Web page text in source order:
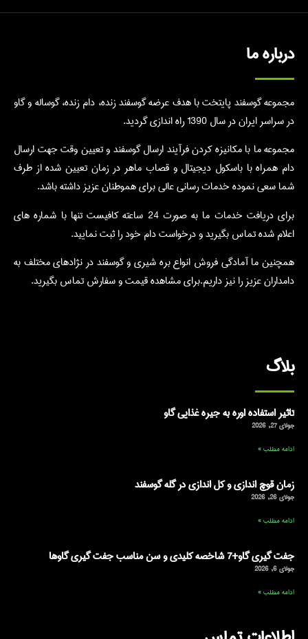
درباره ما
مجموعه گوسفند پایتخت با هدف عرضه گوسفند زنده، دام زنده، گوساله و گاو
در سراسر ایران در سال 1390 راه اندازی گردید.
مجموعه ما با مکانیزه کردن فرآیند ارسال گوسفند و تعیین وقت جهت ارسال
دام همراه با باسکول دیجیتال و قصاب ماهر در زمان تعیین شده از طرف
شما سعی نموده خدمات رسانی عالی برای هموطنان عزیز داشته باشد.
برای دریافت خدمات ما به صورت 24 ساعته کافیست تنها با شماره های
اعلام شده تماس بگیرید و درخواست دام خود را ثبت نمایید.
همچنین ما آمادگی فروش انواع بره شیری و گوسفند در نژادهای مختلف به
دامداران عزیز را نیز داریم.برای مشاهده قیمت و سفارش تماس بگیرید.
بلاگ
تاثیر استفاده اوره به جیره غذایی گاو
جولای 27, 2026
ادامه مطلب »
زمان قوچ اندازی و کل اندازی در گله گوسفند
جولای 26, 2026
ادامه مطلب »
جفت گیری گاو+7 شاخصه کلیدی و سن مناسب جفت گیری گاوها
جولای 6, 2026
ادامه مطلب »